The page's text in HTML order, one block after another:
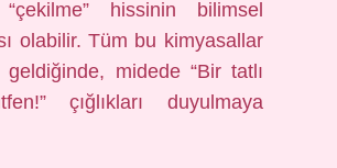
hissinin bilimsel
olabilir. Tüm bu kimyasallar
midede “Bir tatlı
çığlıkları duyulmaya